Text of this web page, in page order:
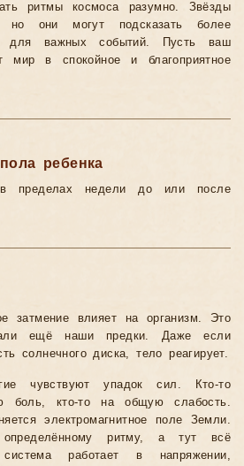
ритмы космоса разумно. Звёзды
они могут подсказать более
для важных событий. Пусть ваш
в спокойное и благоприятное
ребенка
в пределах недели до или после
затмение влияет на организм. Это
ещё наши предки. Даже если
солнечного диска, тело реагирует.
чувствуют упадок сил. Кто-то
боль, кто-то на общую слабость.
электромагнитное поле Земли.
ритму, а тут всё
работает в напряжении,